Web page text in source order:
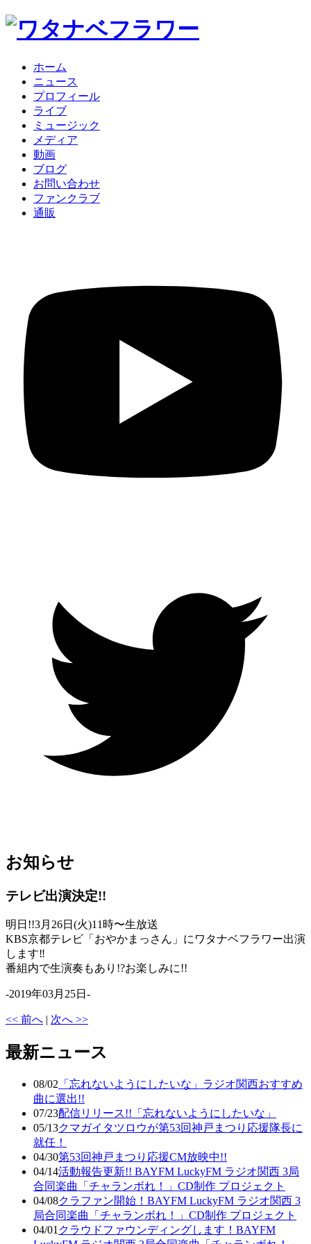
ホーム
ニュース
プロフィール
ライブ
ミュージック
メディア
動画
ブログ
お問い合わせ
ファンクラブ
通販
お知らせ
テレビ出演決定!!
明日!!3月26日(火)11時〜生放送
KBS京都テレビ「おやかまっさん」にワタナベフラワー出演
します‼︎
番組内で生演奏もあり!?お楽しみに!!
-2019年03月25日-
<< 前へ | 次へ >>
最新ニュース
08/02 「忘れないようにしたいな」ラジオ関西おすすめ
曲に選出!!
07/23配信リリース!!「忘れないようにしたいな」
05/13クマガイタツロウが第53回神戸まつり応援隊長に
就任！
04/30第53回神戸まつり応援CM放映中!!
04/14活動報告更新!! BAYFM LuckyFM ラジオ関西 3局
合同楽曲「チャランボれ！」CD制作 プロジェクト
04/08クラファン開始！BAYFM LuckyFM ラジオ関西 3
局合同楽曲「チャランボれ！」CD制作 プロジェクト
04/01 クラウドファウンディングします！BAYFM